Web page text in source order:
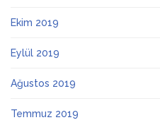
Ekim 2019
Eylül 2019
Ağustos 2019
Temmuz 2019